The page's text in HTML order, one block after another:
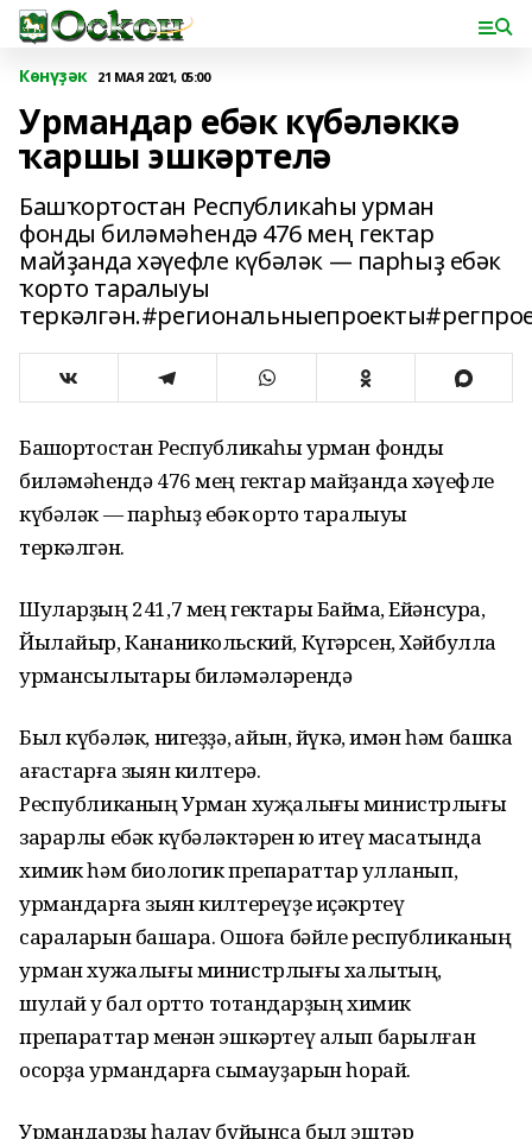
Көнүҙәк 21 МАЯ 2021, 05:00
Урмандар ебәк күбәләккә
ҡаршы эшкәртелә
Башҡортостан Республикаһы урман
фонды биләмәһендә 476 мең гектар
майҙанда хәүефле күбәләк — парһыҙ ебәк
ҡорто таралыуы
Башҡортостан Республикаһы урман фонды
биләмәһендә 476 мең гектар майҙанда хәүефле
күбәләк — парһыҙ ебәк ҡорто таралыуы
теркәлгән.
Шуларҙың 241,7 мең гектары Баймаҡ, Ейәнсура,
Йылайыр, Кананикольский, Күгәрсен, Хәйбулла
урмансылыҡтары биләмәләрендә
Был күбәләк, нигеҙҙә, ҡайын, йүкә, имән һәм башка
ағастарға зыян килтерә.
Республиканың Урман хуҗалығы министрлығы
зарарлы ебәк күбәләктәрен юҡ итеү маҡсатында
химик һәм биологик препараттар ҡулланып,
урмандарға зыян килтереүҙе иҫәкртеү
сараларын башҡара. Ошоға бәйле республиканың
урман хужалығы министрлығы халыҡтың,
шулай уҡ бал ҡортто тотҡандарҙың химик
препараттар менән эшкәртеү алып барылған
осорҙа урмандарға сыҡмауҙарын һорай.
Урмандарҙы һаҡлау буйынса был эштәр